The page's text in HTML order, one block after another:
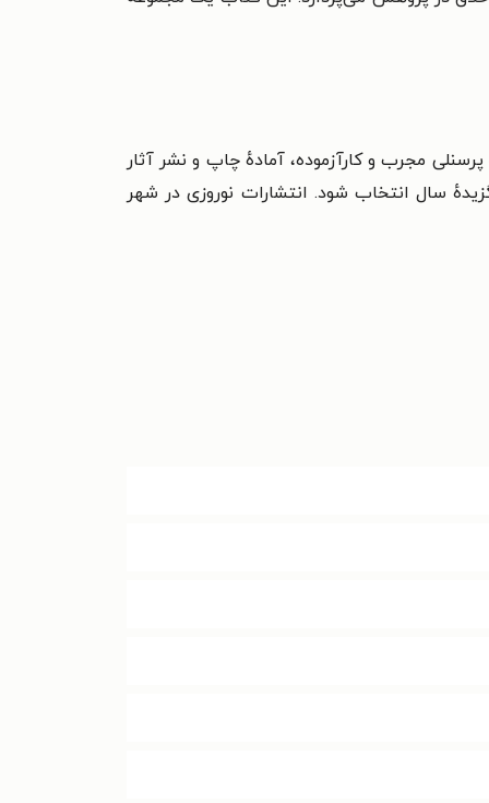
چاپ و پرسنلی مجرب و کارآزموده، آمادهٔ چاپ و نشر آثار
داشت به‌عنوان ناشر برگزیدهٔ سال انتخاب شود. انتشارات نوروزی در شهر